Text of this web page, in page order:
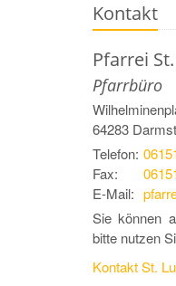
Kontakt
Pfarrei
Pfarrbüro
64283
Telefon:
Fax:
E-Mail:
Sie können
bitte nutzen
Kontakt St.